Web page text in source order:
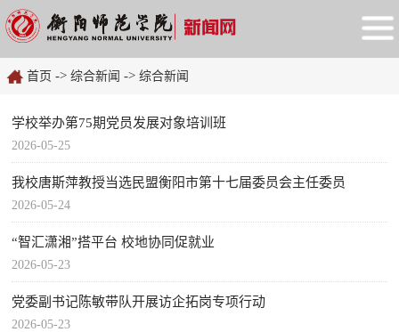
首页 -> 综合新闻 -> 综合新闻
学校举办第75期党员发展对象培训班
2026-05-25
我校唐斯萍教授当选民盟衡阳市第十七届委员会主任委员
2026-05-24
“智汇潇湘”搭平台 校地协同促就业
2026-05-23
党委副书记陈敏带队开展访企拓岗专项行动
2026-05-23